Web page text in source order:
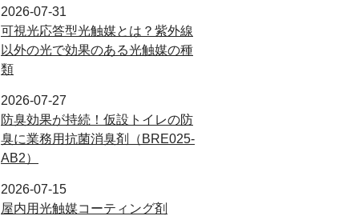
2026-07-31
可視光応答型光触媒とは？紫外線
以外の光で効果のある光触媒の種
類
2026-07-27
防臭効果が持続！仮設トイレの防
臭に業務用抗菌消臭剤（BRE025-
AB2）
2026-07-15
屋内用光触媒コーティング剤